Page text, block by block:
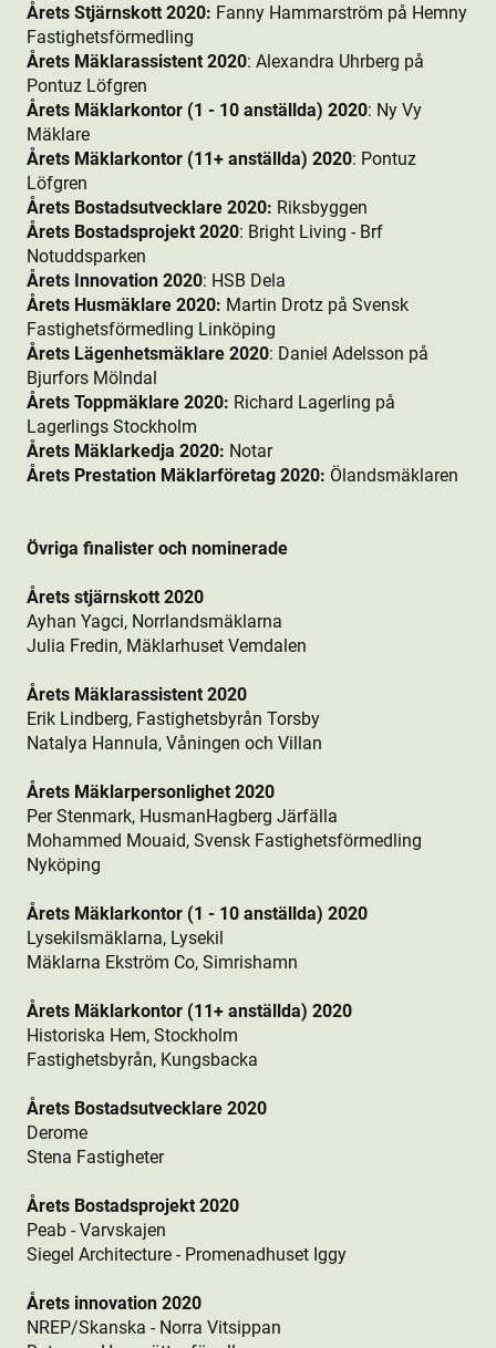
Årets Stjärnskott 2020: Fanny Hammarström på Hemny
Fastighetsförmedling
Årets Mäklarassistent 2020: Alexandra Uhrberg på
Pontuz Löfgren
Årets Mäklarkontor (1 - 10 anställda) 2020: Ny Vy
Mäklare
Årets Mäklarkontor (11+ anställda) 2020: Pontuz
Löfgren
Årets Bostads­utvecklare 2020: Riksbyggen
Årets Bostads­projekt 2020: Bright Living - Brf
Notuddsparken
Årets Innovation 2020: HSB Dela
Årets Husmäklare 2020: Martin Drotz på Svensk
Fastighetsförmedling Linköping
Årets Lägenhetsmäklare 2020: Daniel Adelsson på
Bjurfors Mölndal
Årets Toppmäklare 2020: Richard Lagerling på
Lagerlings Stockholm
Årets Mäklarkedja 2020: Notar
Årets Prestation Mäklarföretag 2020: Ölandsmäklaren
Övriga finalister och nominerade
Årets stjärnskott 2020
Ayhan Yagci, Norrlandsmäklarna
Julia Fredin, Mäklarhuset Vemdalen
Årets Mäklarassistent 2020
Erik Lindberg, Fastighetsbyrån Torsby
Natalya Hannula, Våningen och Villan
Årets Mäklarpersonlighet 2020
Per Stenmark, HusmanHagberg Järfälla
Mohammed Mouaid, Svensk Fastighetsförmedling
Nyköping
Årets Mäklarkontor (1 - 10 anställda) 2020
Lysekilsmäklarna, Lysekil
Mäklarna Ekström Co, Simrishamn
Årets Mäklarkontor (11+ anställda) 2020
Historiska Hem, Stockholm
Fastighetsbyrån, Kungsbacka
Årets Bostads­utvecklare 2020
Derome
Stena Fastigheter
Årets Bostads­projekt 2020
Peab - Varvskajen
Siegel Architecture - Promenadhuset Iggy
Årets innovation 2020
NREP/Skanska - Norra Vitsippan